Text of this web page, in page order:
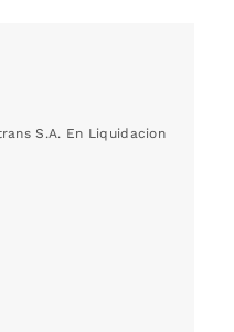
S.A. En Liquidacion